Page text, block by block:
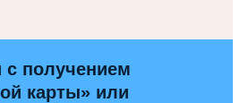
с получением
карты» или